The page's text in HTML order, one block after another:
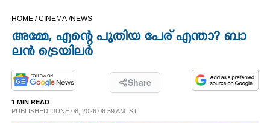
HOME /CINEMA /NEWS
അ​മ്മേ,​ ​എ​ന്റെ​ ​പു​തി​യ​ ​പേ​ര് ​എ​ന്താ? ബാ​
ലൻ ​ട്രെ​യി​ലർ
Share
1 MIN READ
PUBLISHED: JUNE 08, 2026 06:59 AM IST